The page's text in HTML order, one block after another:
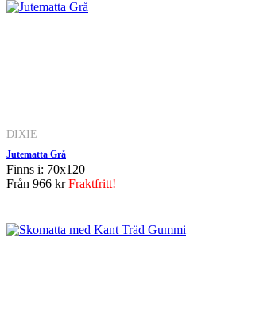
DIXIE
Jutematta Grå
Finns i: 70x120
Från 966 krFraktfritt!